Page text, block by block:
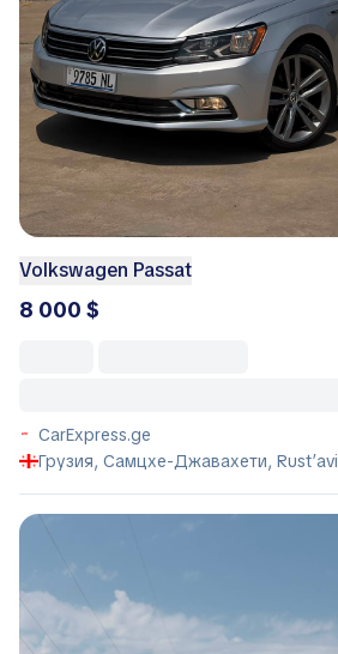
Volkswagen Passat
8 000 $
CarExpress.ge
Грузия, Самцхе-Джавахети, Rust’avi